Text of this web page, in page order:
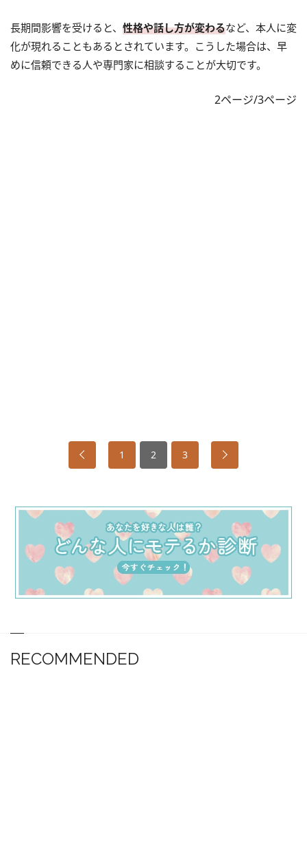
長期間影響を受けると、 性格や話し方が変わるなど、本人に変
化が現れることもあるとされています。こうした場合は、早
めに信頼できる人や専門家に相談することが大切です。
2ページ/3ページ
1 2 3
RECOMMENDED